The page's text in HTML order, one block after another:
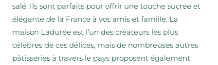
salé. Ils sont parfaits pour offrir une touche sucrée et
élégante de la France à vos amis et famille. La
maison Ladurée est l’un des créateurs les plus
célèbres de ces délices, mais de nombreuses autres
pâtisseries à travers le pays proposent également